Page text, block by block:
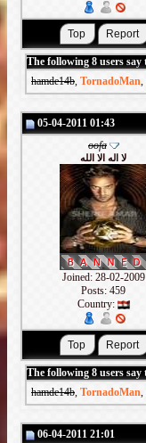
The following 8 users
hamde14b, TornadoMan,
05-04-2011 01:43
oofa
لا اله الا الله
Joined: 28-02-2009
Posts: 459
Country:
The following 8 users
hamde14b, TornadoMan,
06-04-2011 21:01